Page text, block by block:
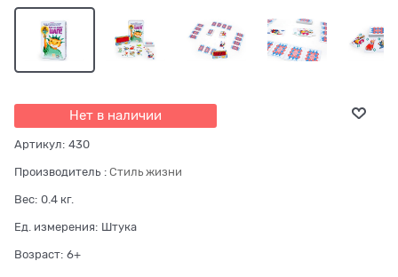
Нет в наличии
Артикул: 430
Производитель : Стиль жизни
Вес: 0.4 кг.
Ед. измерения: Штука
Возраст: 6+